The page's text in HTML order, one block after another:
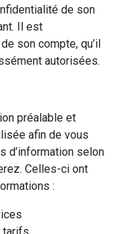
de son
Il est
son compte, qu’il
autorisées.
préalable et
afin de vous
d’information selon
Celles-ci ont
: